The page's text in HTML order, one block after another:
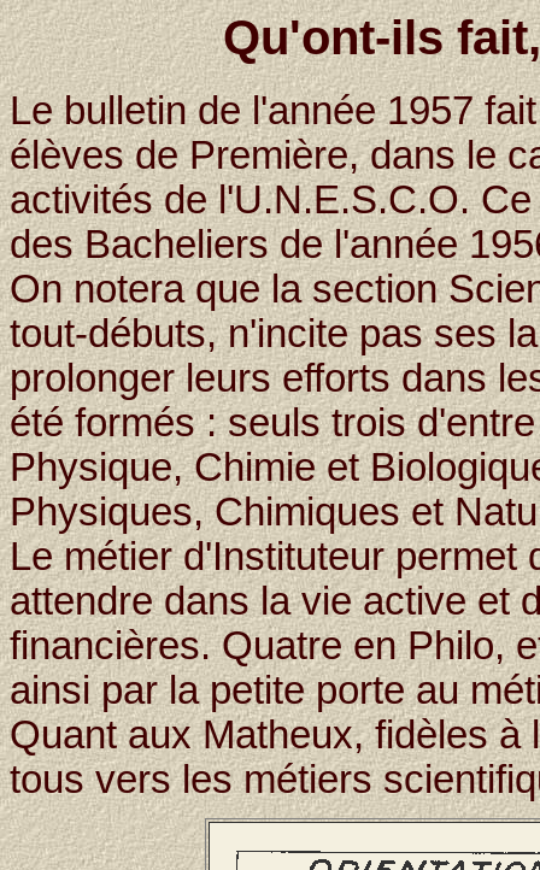
Qu'ont-ils
Le bulletin de l'année 1957
élèves de Première, dans le
activités de l'U.N.E.S.C.O.
des Bacheliers de l'année
On notera que la section
tout-débuts, n'incite pas ses
prolonger leurs efforts dans
été formés : seuls trois
Physique, Chimie et
Physiques, Chimiques et
Le métier d'Instituteur permet
attendre dans la vie active et
financières. Quatre en Philo,
ainsi par la petite porte au
Quant aux Matheux, fidèles à
tous vers les métiers